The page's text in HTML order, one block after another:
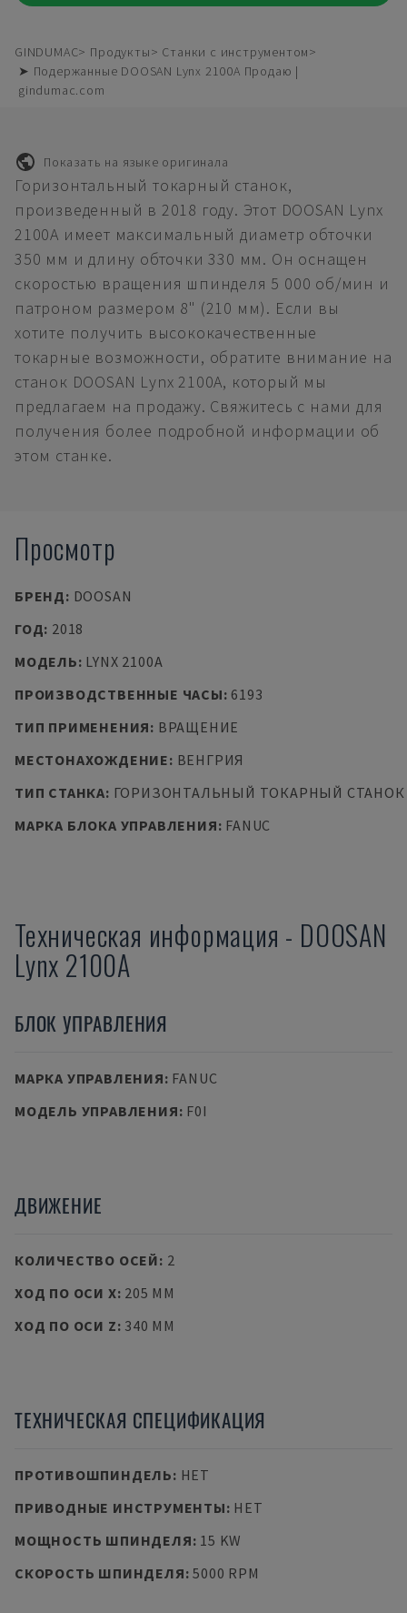
GINDUMAC Продукты
Станки с инструментом
➤ Подержанные DOOSAN Lynx 2100A Продаю |
gindumac.com
Показать на языке оригинала
Горизонтальный токарный станок,
произведенный в 2018 году. Этот DOOSAN Lynx
2100A имеет максимальный диаметр обточки
350 мм и длину обточки 330 мм. Он оснащен
скоростью вращения шпинделя 5 000 об/мин и
патроном размером 8" (210 мм). Если вы
хотите получить высококачественные
токарные возможности, обратите внимание на
станок DOOSAN Lynx 2100A, который мы
предлагаем на продажу. Свяжитесь с нами для
получения более подробной информации об
этом станке.
Просмотр
БРЕНД: DOOSAN
ГОД: 2018
МОДЕЛЬ: LYNX 2100A
ПРОИЗВОДСТВЕННЫЕ ЧАСЫ: 6193
ТИП ПРИМЕНЕНИЯ: ВРАЩЕНИЕ
МЕСТОНАХОЖДЕНИЕ: ВЕНГРИЯ
ТИП СТАНКА: ГОРИЗОНТАЛЬНЫЙ ТОКАРНЫЙ СТАНОК
МАРКА БЛОКА УПРАВЛЕНИЯ: FANUC
Техническая информация - DOOSAN
Lynx 2100A
БЛОК УПРАВЛЕНИЯ
МАРКА УПРАВЛЕНИЯ: FANUC
МОДЕЛЬ УПРАВЛЕНИЯ: F0I
ДВИЖЕНИЕ
КОЛИЧЕСТВО ОСЕЙ: 2
ХОД ПО ОСИ X: 205 MM
ХОД ПО ОСИ Z: 340 MM
ТЕХНИЧЕСКАЯ СПЕЦИФИКАЦИЯ
ПРОТИВОШПИНДЕЛЬ: НЕТ
ПРИВОДНЫЕ ИНСТРУМЕНТЫ: НЕТ
МОЩНОСТЬ ШПИНДЕЛЯ: 15 KW
СКОРОСТЬ ШПИНДЕЛЯ:5000 RPM